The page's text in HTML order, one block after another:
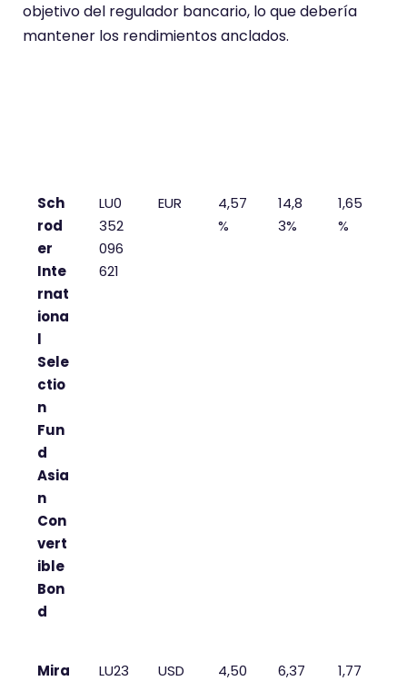
objetivo del regulador bancario, lo que debería
mantener los rendimientos anclados.
Sch
rod
er
Inte
rnat
iona
l
Sele
ctio
n
Fun
d
Asia
n
Con
vert
ible
Bon
d
LU0
352
096
621
EUR
4,57
%
14,8
3%
1,65
%
Mira
LU23
USD
4,50
6,37
1,77